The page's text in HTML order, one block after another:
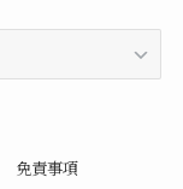
免責事項